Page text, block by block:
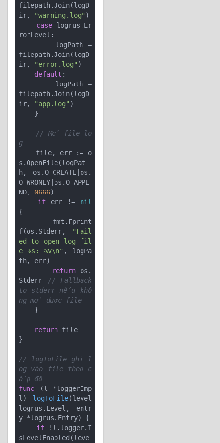
filepath.Join(logD
ir,
"warning.log" )
case logrus.Er
rorLevel:
filepath.Join(logD
ir,
"error.log" )
default :
filepath.Join(logD
ir,
"app.log" )
// Mở file lo
g
s.OpenFile(logPat
h, os.O_CREATE|os.
O_WRONLY|os.O_APPE
ND, 0666)
if err != nil
{
f(os.Stderr,
"Fail
ed to open log fil
e %s: %v\n" , logPa
th, err)
return os.
Stderr // Fallback
to stderr nếu khô
ng mở được file
return file
}
// logToFile ghi l
og vào file theo c
ấp độ
func
(l *loggerImp
l)
logToFile(level
logrus.Level, entr
y *logrus.Entry)
{
if !l.logger.I
sLevelEnabled(leve